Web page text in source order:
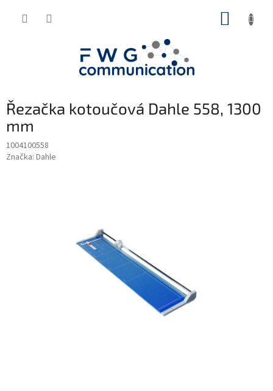
Řezačka kotoučová Dahle 558, 1300
mm
1004100558
Značka: Dahle